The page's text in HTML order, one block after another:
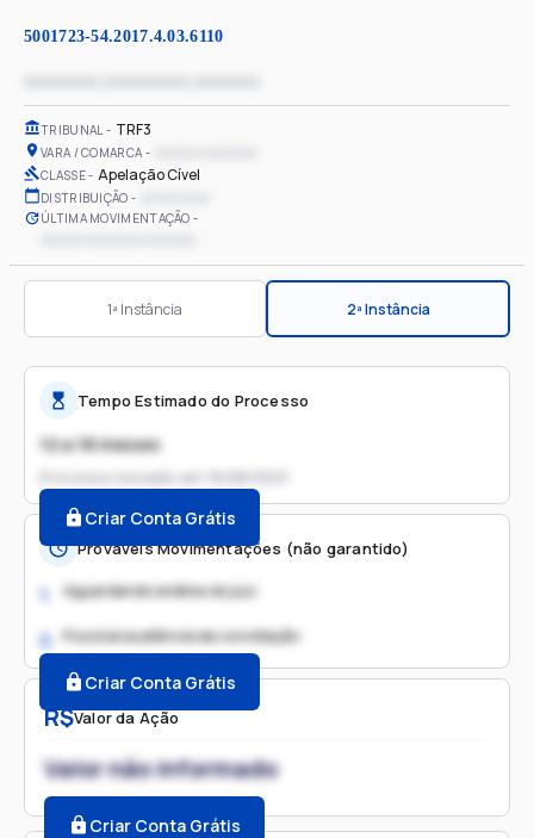
5001723-54.2017.4.03.6110
TRIBUNAL TRF3
VARA / COMARCA
CLASSE Apelação Cível
DISTRIBUIÇÃO
ÚLTIMA MOVIMENTAÇÃO
1ª Instância 2ª Instância
R$Valor da Ação
Valor não informado
Criar Conta Grátis
Tempo Estimado do Processo
12 a 18 meses
Processo iniciado em
Criar Conta Grátis
Prováveis Movimentações (não garantido)
1. Aguardando análise do juiz
2. Possível audiência de conciliação
Criar Conta Grátis